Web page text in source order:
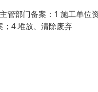
管部门备案：1 施工单位
4 堆放、清除废弃